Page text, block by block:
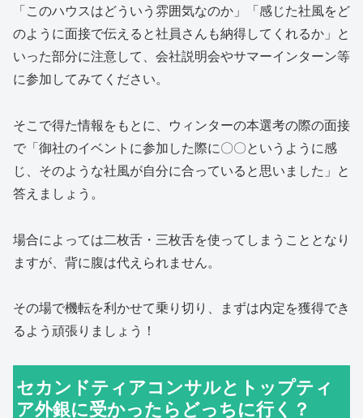
「このハウスはどういう雰囲気なのか」「感じた社風をど
のように面接で伝えると社員さんも納得してくれるか」と
いった部分に注意して、会社説明会やサマーインターン等
に参加してみてください。
そこで得た情報をもとに、ウィンターの本選考の際の面接
で「御社のイベントに参加した際に〇〇というように感
じ、そのような社風が自分に合っていると思いました」と
答えましょう。
場合によっては二枚舌・三枚舌を使ってしまうこととなり
ますが、背に腹は代えられません。
その場で機転を利かせて乗り切り、まずは内定を獲得でき
るよう頑張りましょう！
セカンドティアコンサルとトップティ
ア外銀に受かったらどっちに行く？